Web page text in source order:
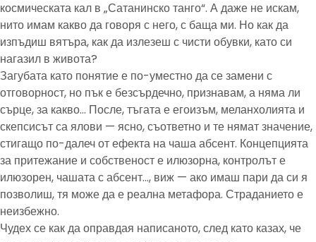
космическата кал в „Сатанинско танго“. А даже не искам,
нито имам какво да говоря с него, с баща ми. Но как да
изпъдиш вятъра, как да излезеш с чисти обувки, като си
нагазил в живота?
Загубата като понятие е по-уместно да се замени с
отговорност, но пък е безсърдечно, признавам, а няма ли
сърце, за какво… После, тъгата е егоизъм, меланхолията и
скепсисът са ялови — ясно, съответно и те нямат значение,
стигащо по-далеч от ефекта на чаша абсент. Концепцията
за притежание и собственост е илюзорна, контролът е
илюзорен, чашата с абсент…, виж — ако имаш пари да си я
позволиш, тя може да е реална метафора. Страданието е
неизбежно.
Чудех се как да оправдая написаното, след като казах, че